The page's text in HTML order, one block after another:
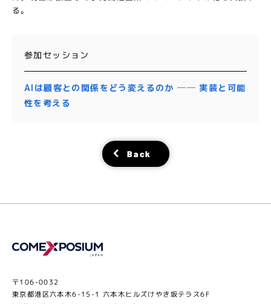
る。
参加セッション
AIは顧客との関係をどう変えるのか ── 実装と可能
性を考える
Back
〒106-0032
東京都港区六本木6-15-1 六本木ヒルズけやき坂テラス6F